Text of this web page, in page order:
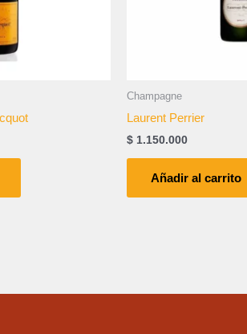
Champagne
Laurent Perrier
$ 1.150.000
Añadir al carrito